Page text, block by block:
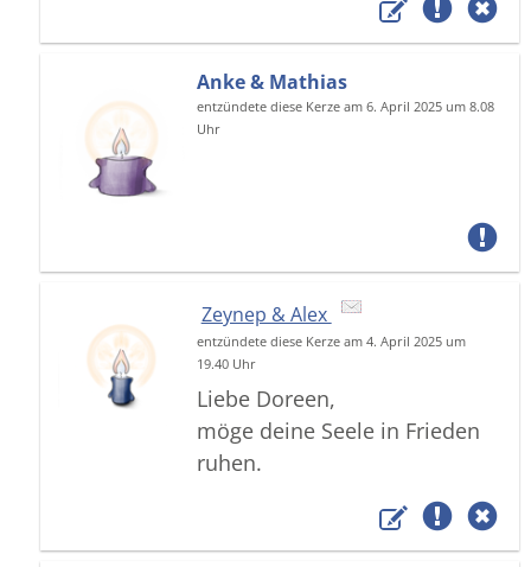
Anke & Mathias
entzündete diese Kerze am 6. April 2025 um 8.08
Uhr
Zeynep & Alex
entzündete diese Kerze am 4. April 2025 um
19.40 Uhr
Liebe Doreen,
möge deine Seele in Frieden
ruhen.